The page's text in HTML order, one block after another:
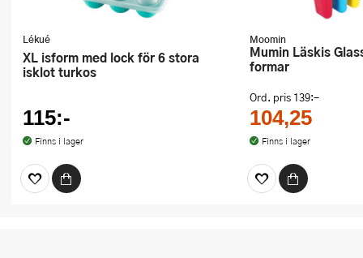
Lékué
XL isform med lock för 6 stora
isklot turkos
115:-
Finns i lager
Moomin
Mumin Läskis Glassformar 4
formar
Ord. pris 139:-
104,25
Finns i lager